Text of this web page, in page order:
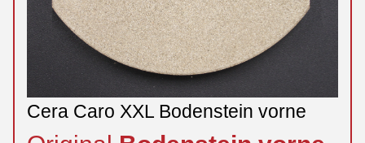
Cera Caro XXL Bodenstein vorne